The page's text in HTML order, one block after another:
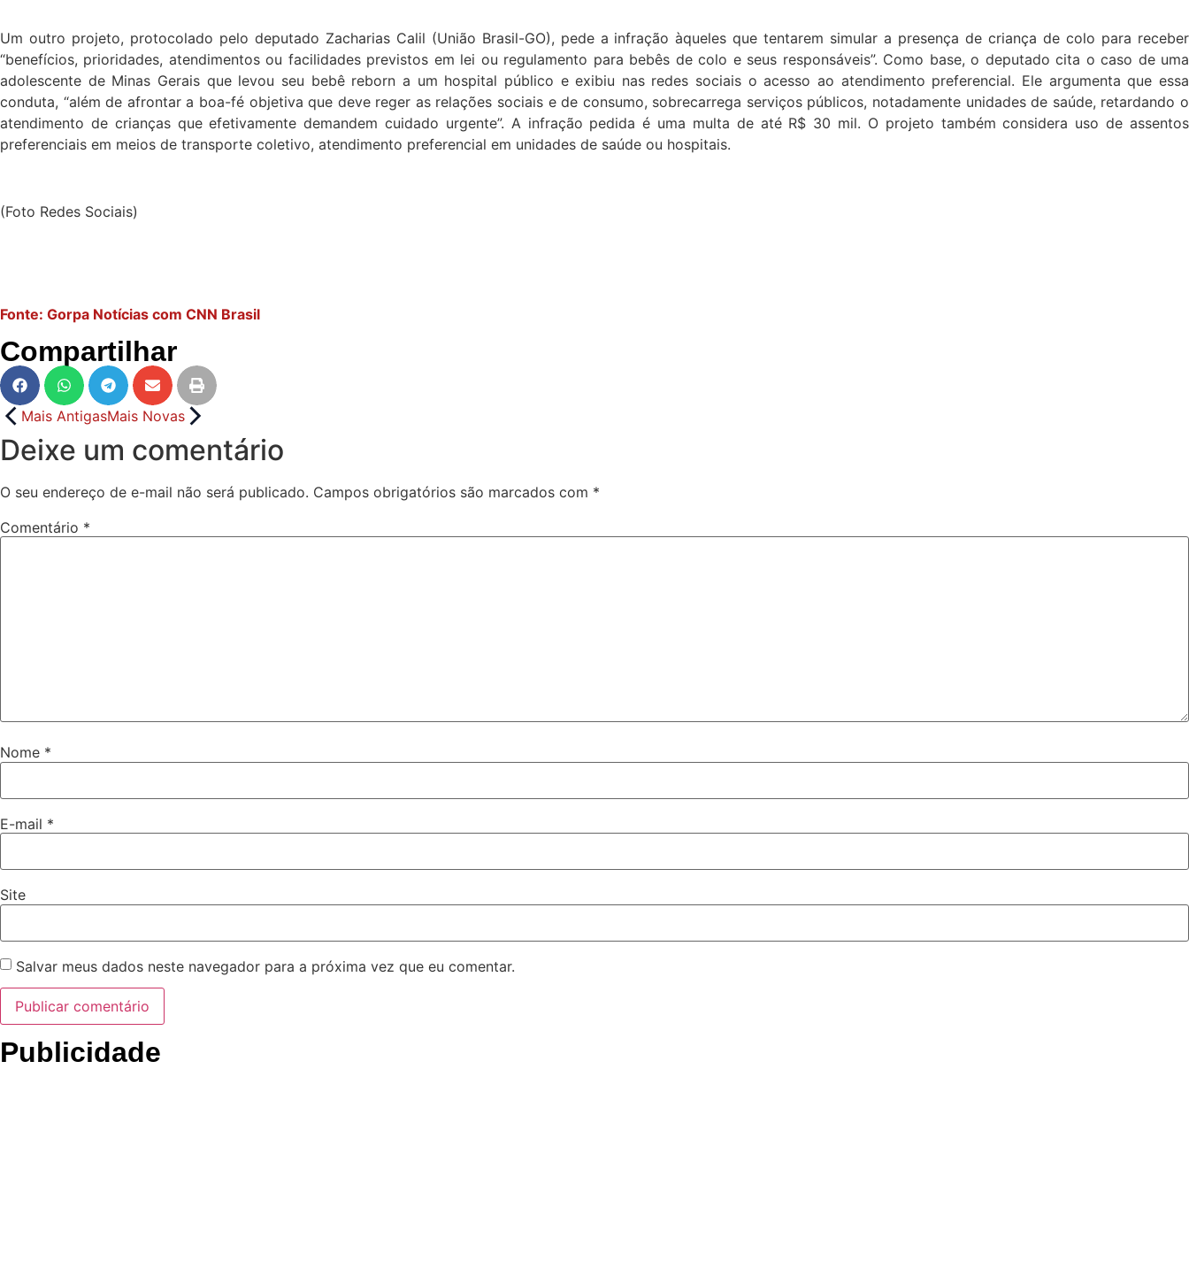
Um outro projeto, protocolado pelo deputado Zacharias Calil (União Brasil-GO), pede a infração àqueles que tentarem simular a presença de criança de colo para receber
“benefícios, prioridades, atendimentos ou facilidades previstos em lei ou regulamento para bebês de colo e seus responsáveis”. Como base, o deputado cita o caso de uma
adolescente de Minas Gerais que levou seu bebê reborn a um hospital público e exibiu nas redes sociais o acesso ao atendimento preferencial. Ele argumenta que essa
conduta, “além de afrontar a boa-fé objetiva que deve reger as relações sociais e de consumo, sobrecarrega serviços públicos, notadamente unidades de saúde, retardando o
atendimento de crianças que efetivamente demandem cuidado urgente”. A infração pedida é uma multa de até R$ 30 mil. O projeto também considera uso de assentos
preferenciais em meios de transporte coletivo, atendimento preferencial em unidades de saúde ou hospitais.
(Foto Redes Sociais)
Fonte: Gorpa Notícias com CNN Brasil
Compartilhar
Mais AntigasMais Novas
Deixe um comentário
O seu endereço de e-mail não será publicado. Campos obrigatórios são marcados com *
Comentário *
Nome *
E-mail *
Site
Salvar meus dados neste navegador para a próxima vez que eu comentar.
Publicidade